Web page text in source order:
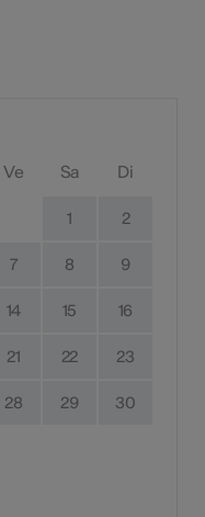
Ve Sa Di
1 2
7 8 9
14 15 16
21 22 23
28 29 30